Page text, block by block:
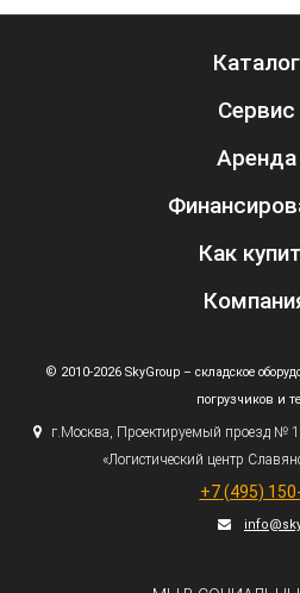
Каталог
Сервис
Аренда
Как
© 2010-2026 SkyGroup – складское
погрузчиков и
г.Москва, Проектируемый проезд №
«Логистический центр
+7 (495)